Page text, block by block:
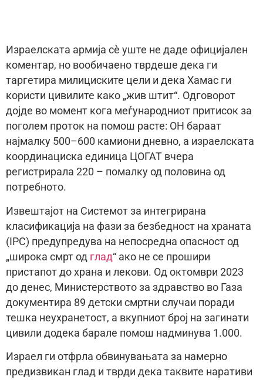
Израелската армија сè уште не даде официјален
коментар, но вообичаено тврдеше дека ги
таргетира милициските цели и дека Хамас ги
користи цивилите како „жив штит“. Одговорот
дојде во момент кога меѓународниот притисок за
поголем проток на помош расте: ОН бараат
најмалку 500–600 камиони дневно, а израелската
координациска единица ЦОГАТ вчера
регистрирала 220 – помалку од половина од
потребното.
Извештајот на Системот за интегрирана
класификација на фази за безбедност на храната
(IPC) предупредува на непосредна опасност од
„широка смрт од глад“ ако не се прошири
пристапот до храна и лекови. Од октомври 2023
до денес, Министерството за здравство во Газа
документира 89 детски смртни случаи поради
тешка неухранетост, а вкупниот број на загинати
цивили додека барале помош надминува 1.000.
Израел ги отфрла обвинувањата за намерно
предизвикан глад и тврди дека таквите наративи